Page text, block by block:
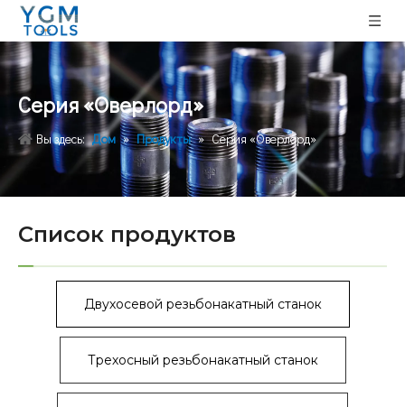
Серия «Оверлорд»
Вы здесь: Дом » Продукты » Серия «Оверлорд»
Список продуктов
Двухосевой резьбонакатный станок
Трехосный резьбонакатный станок